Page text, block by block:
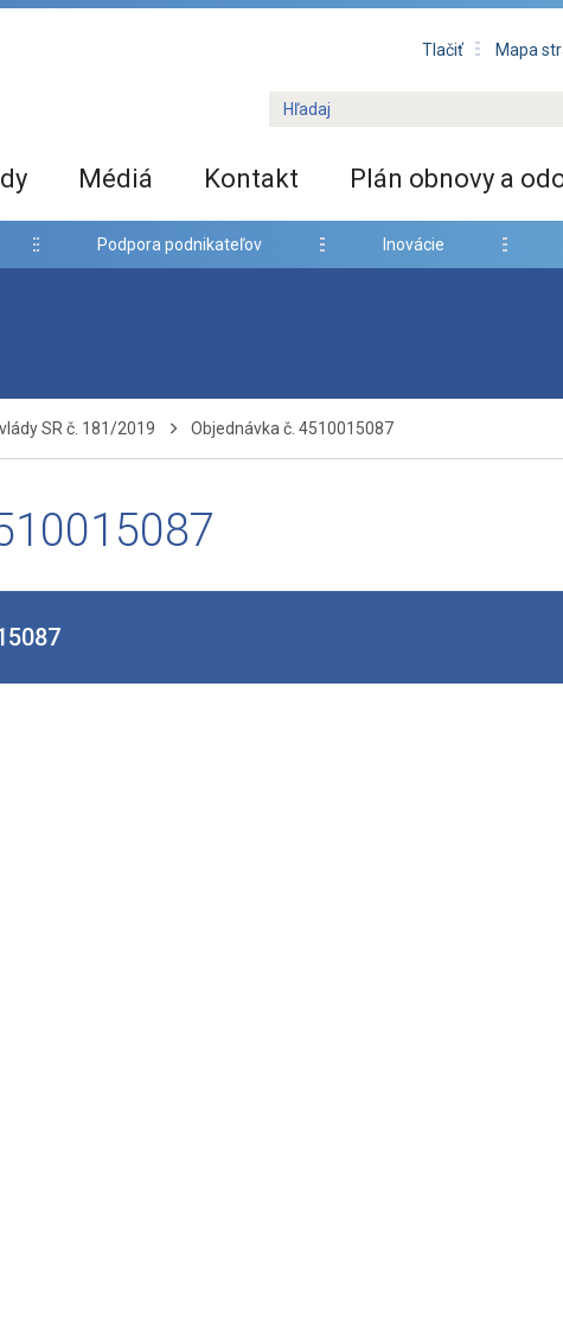
Tlačiť Mapa
Médiá Kontakt Plán obnovy a
Podpora podnikateľov Inovácie
SR č. 181/2019 Objednávka č. 4510015087